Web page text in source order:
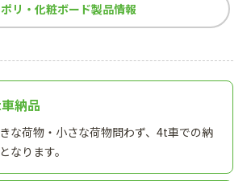
ポリ・化粧ボード製品情報
納品
な荷物・小さな荷物問わず、4t車での納
なります。